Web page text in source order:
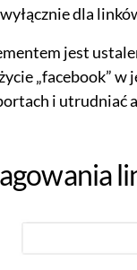
dla
jest
„facebook” w
i utrudniać